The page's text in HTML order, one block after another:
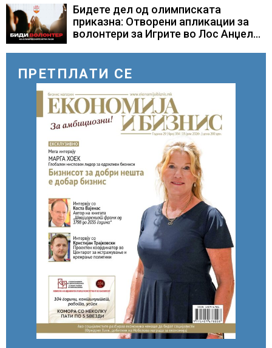
Бидете дел од олимписката
приказна: Отворени апликации за
волонтери за Игрите во Лос Анџелес
ПРЕТПЛАТИ СЕ